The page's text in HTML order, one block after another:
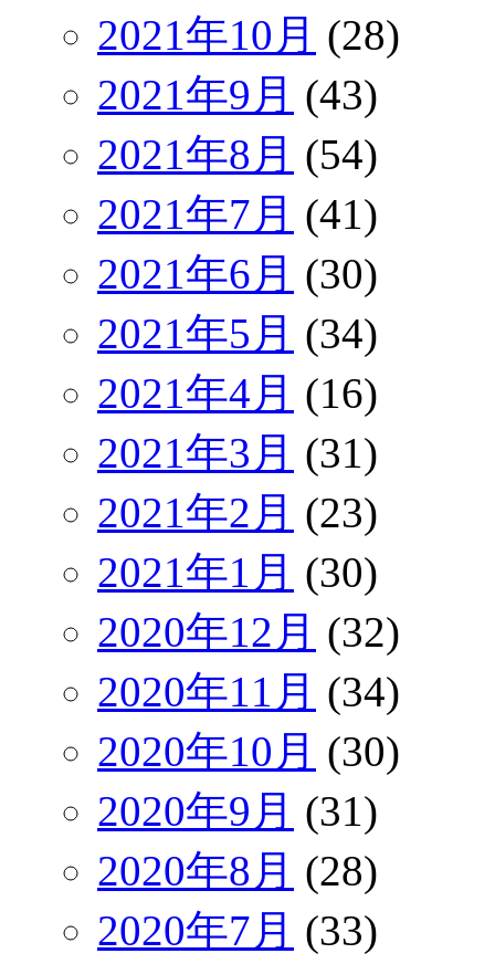
2021年10月 (28)
2021年9月 (43)
2021年8月 (54)
2021年7月 (41)
2021年6月 (30)
2021年5月 (34)
2021年4月 (16)
2021年3月 (31)
2021年2月 (23)
2021年1月 (30)
2020年12月 (32)
2020年11月 (34)
2020年10月 (30)
2020年9月 (31)
2020年8月 (28)
2020年7月 (33)